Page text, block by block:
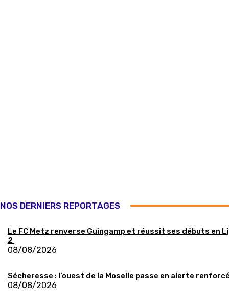
NOS DERNIERS REPORTAGES
Le FC Metz renverse Guingamp et réussit ses débuts en
2
08/08/2026
Sécheresse : l’ouest de la Moselle passe en alerte
08/08/2026